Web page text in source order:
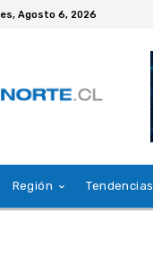
Agosto 6, 2026
Región Tendencias